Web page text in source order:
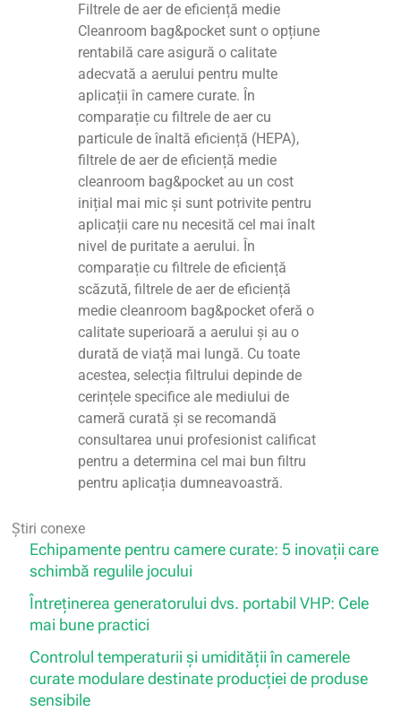
Filtrele de aer de eficiență medie
Cleanroom bag&pocket sunt o opțiune
rentabilă care asigură o calitate
adecvată a aerului pentru multe
aplicații în camere curate. În
comparație cu filtrele de aer cu
particule de înaltă eficiență (HEPA),
filtrele de aer de eficiență medie
cleanroom bag&pocket au un cost
inițial mai mic și sunt potrivite pentru
aplicații care nu necesită cel mai înalt
nivel de puritate a aerului. În
comparație cu filtrele de eficiență
scăzută, filtrele de aer de eficiență
medie cleanroom bag&pocket oferă o
calitate superioară a aerului și au o
durată de viață mai lungă. Cu toate
acestea, selecția filtrului depinde de
cerințele specifice ale mediului de
cameră curată și se recomandă
consultarea unui profesionist calificat
pentru a determina cel mai bun filtru
pentru aplicația dumneavoastră.
Știri conexe
Echipamente pentru camere curate: 5 inovații care
schimbă regulile jocului
Întreținerea generatorului dvs. portabil VHP: Cele
mai bune practici
Controlul temperaturii și umidității în camerele
curate modulare destinate producției de produse
sensibile